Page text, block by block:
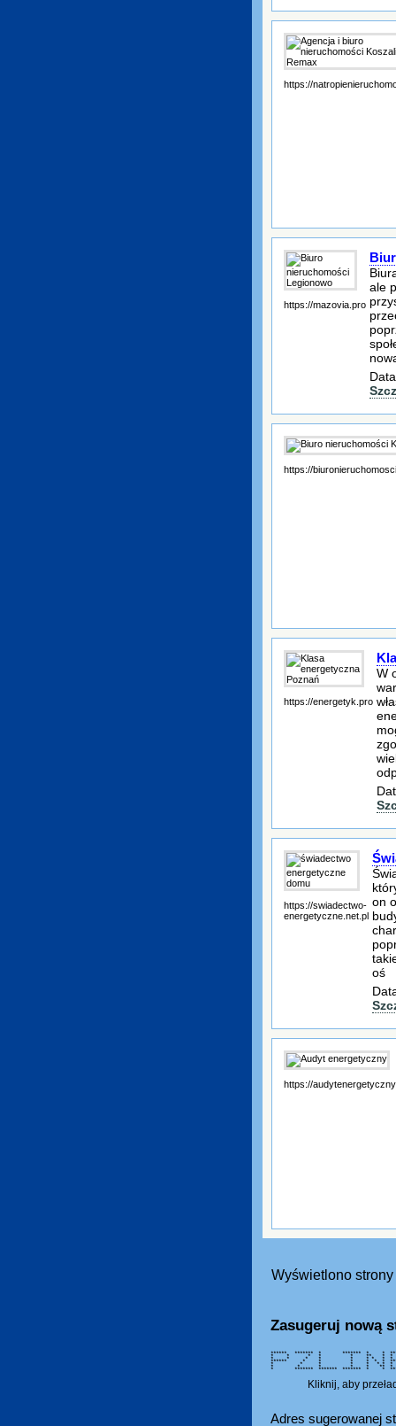
https://
https://mazovia.pro
ale
https://
https://energetyk.pro
W
https://swiadectwo-
energetyczne.net.pl
on
oś
https://
Wyświetlono
Zasugeruj nową
****** ******* * ******* * *
* * * * * ** * *
* * * * * * * * *
****** * * * * * *
* * * * * * * *
* * * * * ** *
* ******* ******* ******* * *
Kliknij, aby
Adres sugerowanej